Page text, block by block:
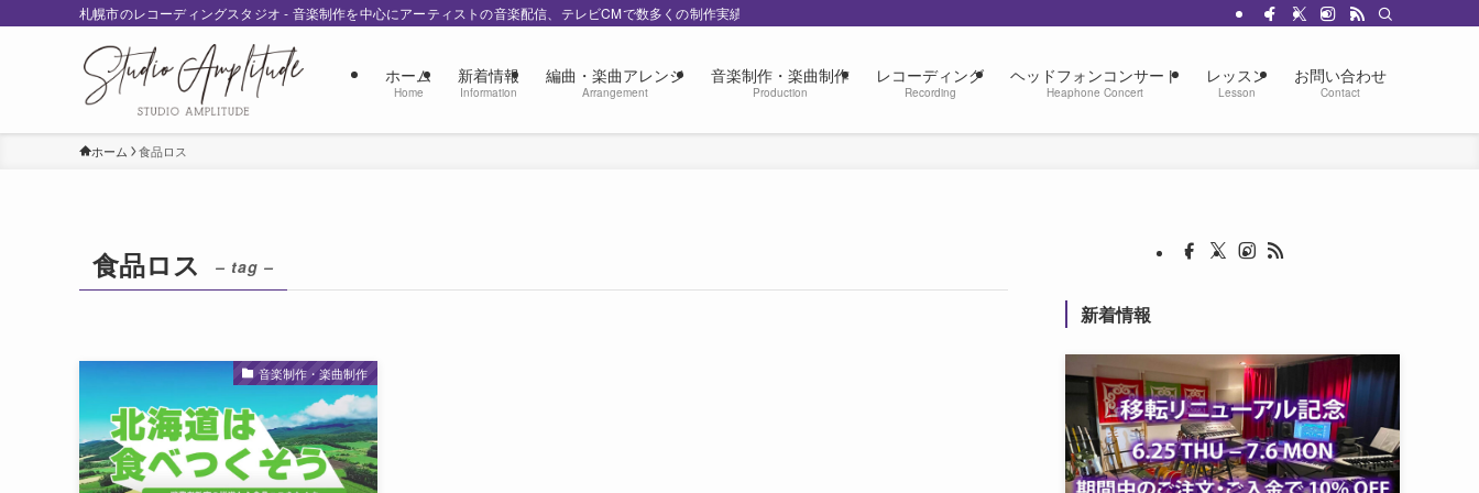
札幌市のレコーディングスタジオ - 音楽制作を中心にアーティストの音楽配信、テレビCMで数多くの制作実績
ホーム
Home
新着情報
Information
編曲・楽曲アレンジ
Arrangement
音楽制作・楽曲制作
Production
レコーディング
Recording
ヘッドフォンコンサート
Heaphone Concert
レッスン
Lesson
お問い合わせ
Contact
ホーム 食品ロス
食品ロス – tag –
音楽制作・楽曲制作
新着情報